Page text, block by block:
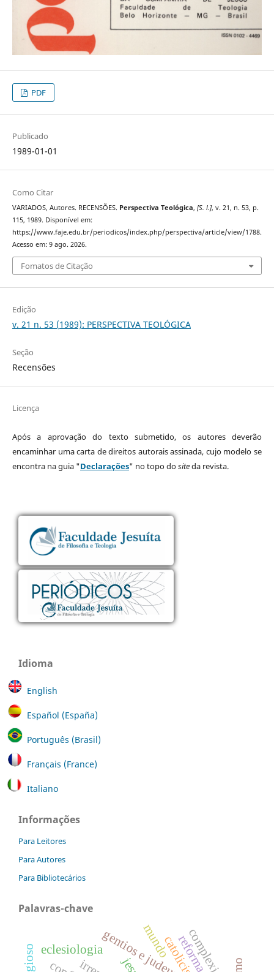
PDF
Publicado
1989-01-01
Como Citar
VARIADOS, Autores. RECENSÕES. Perspectiva Teológica, [S. l.], v. 21, n. 53, p.
115, 1989. Disponível em:
https://www.faje.edu.br/periodicos/index.php/perspectiva/article/view/1788.
Acesso em: 9 ago. 2026.
Fomatos de Citação
Edição
v. 21 n. 53 (1989): PERSPECTIVA TEOLÓGICA
Seção
Recensões
Licença
Após a aprovação do texto submetido, os autores deverão
encaminhar uma carta de direitos autorais assinada, cujo modelo se
encontra na guia "Declarações" no topo dositeda revista.
Idioma
English
Español (España)
Português (Brasil)
Français (France)
Italiano
Informações
Para Leitores
Para Autores
Para Bibliotecários
Palavras-chave
gentios e judeus
eclesiologia mundo